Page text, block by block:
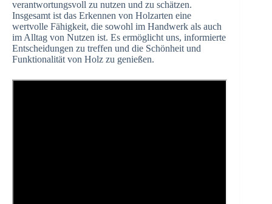
verantwortungsvoll zu nutzen und zu schätzen.
Insgesamt ist das Erkennen von Holzarten eine
wertvolle Fähigkeit, die sowohl im Handwerk als auch
im Alltag von Nutzen ist. Es ermöglicht uns, informierte
Entscheidungen zu treffen und die Schönheit und
Funktionalität von Holz zu genießen.